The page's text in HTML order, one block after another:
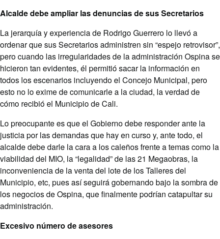
Alcalde debe ampliar las denuncias de sus Secretarios
La jerarquía y experiencia de Rodrigo Guerrero lo llevó a
ordenar que sus Secretarios administren sin “espejo retrovisor”,
pero cuando las irregularidades de la administración Ospina se
hicieron tan evidentes, él permitió sacar la información en
todos los escenarios incluyendo el Concejo Municipal, pero
esto no lo exime de comunicarle a la ciudad, la verdad de
cómo recibió el Municipio de Cali.
Lo preocupante es que el Gobierno debe responder ante la
justicia por las demandas que hay en curso y, ante todo, el
alcalde debe darle la cara a los caleños frente a temas como la
viabilidad del MIO, la “legalidad” de las 21 Megaobras, la
inconveniencia de la venta del lote de los Talleres del
Municipio, etc, pues así seguirá gobernando bajo la sombra de
los negocios de Ospina, que finalmente podrían catapultar su
administración.
Excesivo número de asesores